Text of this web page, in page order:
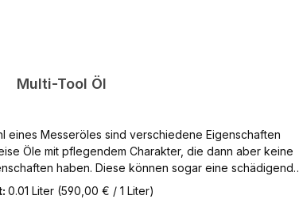
Multi-Tool Öl
Öle mit pflegendem Charakter, die dann aber keine
haben. Diese können sogar eine schädigende
haben (verkleben usw.). Zu beachten
0.01 Liter (590,00 € / 1 Liter)